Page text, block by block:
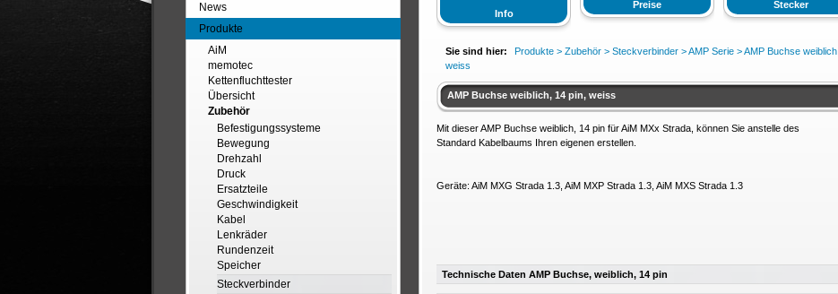
News
Produkte
AiM
memotec
Kettenfluchttester
Übersicht
Zubehör
Befestigungssysteme
Bewegung
Drehzahl
Druck
Ersatzteile
Geschwindigkeit
Kabel
Lenkräder
Rundenzeit
Speicher
Steckverbinder
Info
Preise Stecker
Sie sind hier: Produkte > Zubehör > Steckverbinder >AMP Serie >AMP Buchse weiblich
weiss
AMP Buchse weiblich, 14 pin, weiss
Mit dieser AMP Buchse weiblich, 14 pin für AiM MXx Strada, können Sie anstelle des
Standard Kabelbaums Ihren eigenen erstellen.
Geräte: AiM MXG Strada 1.3, AiM MXP Strada 1.3, AiM MXS Strada 1.3
Technische Daten AMP Buchse, weiblich, 14 pin